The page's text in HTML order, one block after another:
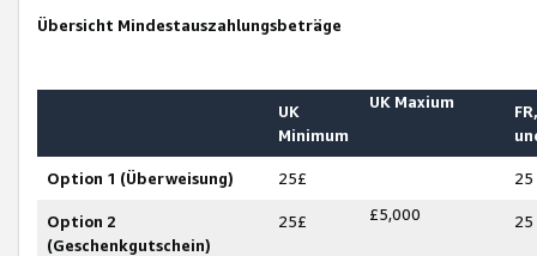
Übersicht Mindestauszahlungsbeträge
UK
Minimum
UK Maxium
Option 1 (Überweisung) 25£ 25
Option 2
(Geschenkgutschein)
25£ £5,000 25